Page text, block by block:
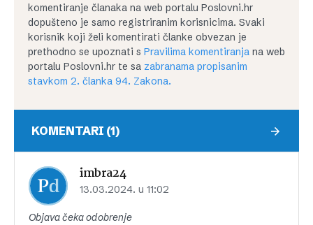
komentiranje članaka na web portalu Poslovni.hr
dopušteno je samo registriranim korisnicima. Svaki
korisnik koji želi komentirati članke obvezan je
prethodno se upoznati s Pravilima komentiranja na web
portalu Poslovni.hr te sa zabranama propisanim
stavkom 2. članka 94. Zakona.
KOMENTARI (1)
imbra24
13.03.2024. u 11:02
Objava čeka odobrenje